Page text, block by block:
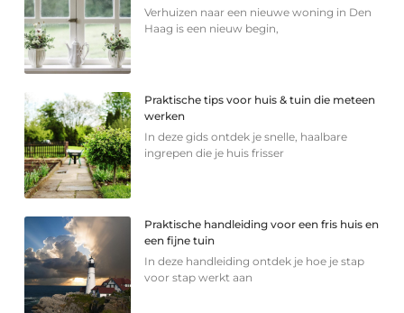
Verhuizen naar een nieuwe woning in Den
Haag is een nieuw begin,
Praktische tips voor huis & tuin die meteen
werken
In deze gids ontdek je snelle, haalbare
ingrepen die je huis frisser
Praktische handleiding voor een fris huis en
een fijne tuin
In deze handleiding ontdek je hoe je stap
voor stap werkt aan